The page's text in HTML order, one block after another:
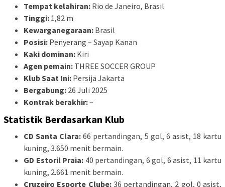
Tempat kelahiran: Rio de Janeiro, Brasil
Tinggi: 1,82 m
Kewarganegaraan: Brasil
Posisi: Penyerang – Sayap Kanan
Kaki dominan: Kiri
Agen pemain: THREE SOCCER GROUP
Klub Saat Ini: Persija Jakarta
Bergabung: 26 Juli 2025
Kontrak berakhir:–
Statistik Berdasarkan Klub
CD Santa Clara: 66 pertandingan, 5 gol, 6 asist, 18 kartu
kuning, 3.650 menit bermain.
GD Estoril Praia: 40 pertandingan, 6 gol, 6 asist, 11 kartu
kuning, 2.661 menit bermain.
Cruzeiro Esporte Clube:36 pertandingan, 2 gol, 0 asist,